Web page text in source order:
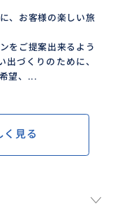
、お客様の楽しい旅
をご提案出来るよう
出づくりのために、
望、...
く見る